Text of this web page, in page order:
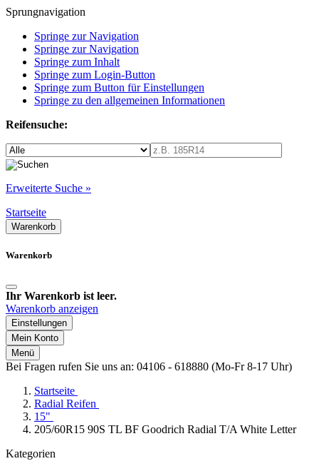
Sprungnavigation
Springe zur Navigation
Springe zur Navigation
Springe zum Inhalt
Springe zum Login-Button
Springe zum Button für Einstellungen
Springe zu den allgemeinen Informationen
Reifensuche:
Erweiterte Suche »
Startseite
Warenkorb
Warenkorb
Ihr Warenkorb ist leer.
Warenkorb anzeigen
Einstellungen
Mein Konto
Menü
Bei Fragen rufen Sie uns an: 04106 - 618880 (Mo-Fr 8-17 Uhr)
Startseite
Radial Reifen
15"
205/60R15 90S TL BF Goodrich Radial T/A White Letter
Kategorien